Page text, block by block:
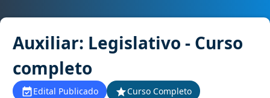
Auxiliar: Legislativo - Curso
completo
Edital Publicado
Curso Completo